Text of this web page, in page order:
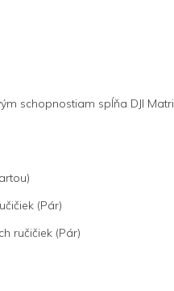
schopnostiam spĺňa DJI
(Pár)
ručičiek (Pár)